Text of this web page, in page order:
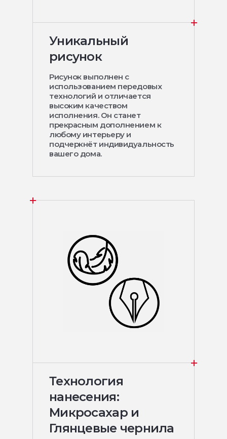
Уникальный
рисунок
Рисунок выполнен с
использованием передовых
технологий и отличается
высоким качеством
исполнения. Он станет
прекрасным дополнением к
любому интерьеру и
подчеркнёт индивидуальность
вашего дома.
Технология
нанесения:
Микросахар и
Глянцевые чернила